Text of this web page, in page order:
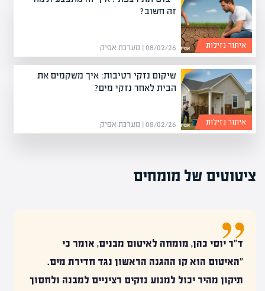
זה חשוב?
08/02/26 | מערכת אפיק איתור נזילות
שיקום נזקי רטיבות: איך משקמים את
הבית לאחר נזקי מים?
08/02/26 | מערכת אפיק איתור נזילות
ציטוטים של מומחים
ד"ר יוסי כהן, מומחה לאיטום מבנים, אומר כי
"האיטום הוא קו ההגנה הראשון נגד חדירת מים.
תיקון מהיר יכול למנוע נזקים רציניים למבנה ולחסוך